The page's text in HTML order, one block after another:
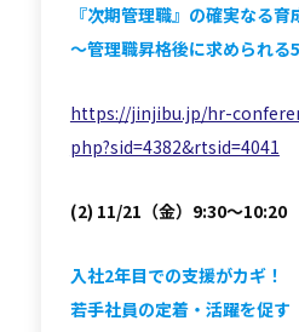
『次期管理職』の確実なる育
～管理職昇格後に求められる
https://jinjibu.jp/hr-
php?sid=4382&rtsid=4041
(2) 11/21（金）9:30～10:20
入社2年目での支援がカギ！
若手社員の定着・活躍を促す